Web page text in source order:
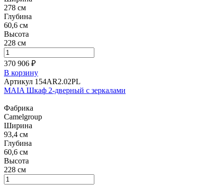
278 см
Глубина
60,6 см
Высота
228 см
370 906 ₽
В корзину
Артикул 154AR2.02PL
MAIA Шкаф 2-дверный с зеркалами
Фабрика
Camelgroup
Ширина
93,4 см
Глубина
60,6 см
Высота
228 см